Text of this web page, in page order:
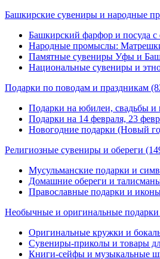
Башкирские сувениры и народные
Башкирский фарфор и посуда
Народные промыслы:
Памятные сувениры Уфы и
Национальные сувениры и
Подарки по поводам и праздникам
Подарки на юбилеи, свадьбы и
Подарки на 14 февраля, 23
Новогодние подарки (Новый
Религиозные сувениры и обереги
Мусульманские подарки и
Домашние обереги и
Православные подарки и
Необычные и оригинальные подарки
Оригинальные кружки и
Сувениры-приколы и товары
Книги-сейфы и музыкальные